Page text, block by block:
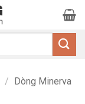
/ Dòng Minerva